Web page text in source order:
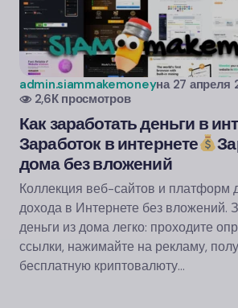
admin.siammakemoneyна 27 апреля
2,6К просмотров
Как заработать деньги в
Заработок в интернете
дома без вложений
Коллекция веб-сайтов и платформ
дохода в Интернете без вложений.
деньги из дома легко: проходите
ссылки, нажимайте на рекламу,
бесплатную криптовалюту…